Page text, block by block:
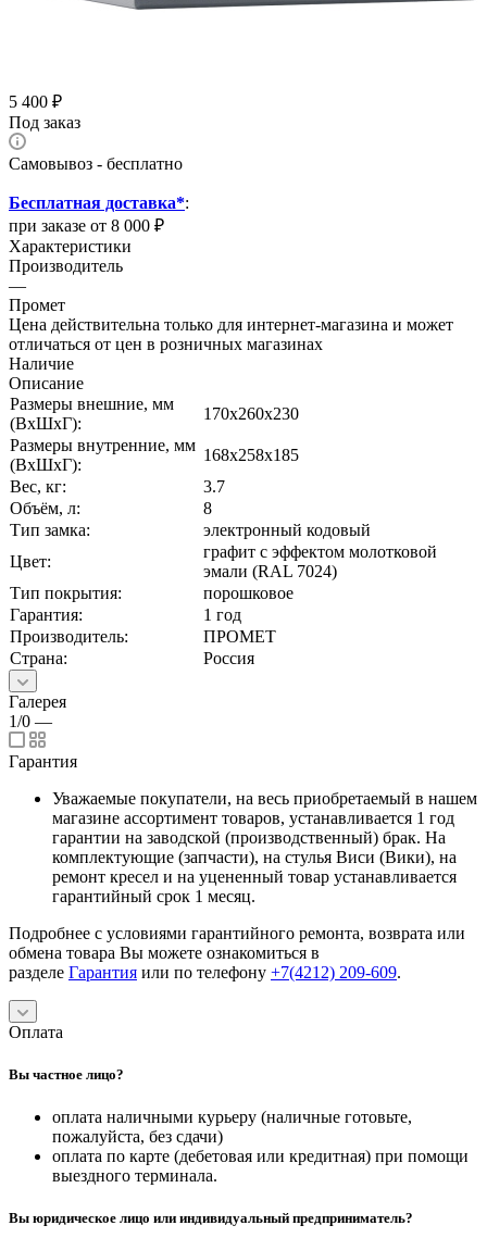
5 400 ₽
Под заказ
Самовывоз - бесплатно
Бесплатная доставка*:
при заказе от 8 000 ₽
Характеристики
Производитель
—
Промет
Цена действительна только для интернет-магазина и может
отличаться от цен в розничных магазинах
Наличие
Описание
Размеры внешние, мм
(ВхШхГ):
170x260x230
Размеры внутренние, мм
(ВхШхГ):
168x258x185
Вес, кг:
3.7
Объём, л:
8
Тип замка:
электронный кодовый
Цвет:
графит с эффектом молотковой
эмали (RAL 7024)
Тип покрытия:
порошковое
Гарантия:
1 год
Производитель:
ПРОМЕТ
Страна:
Россия
Галерея
1/0 —
Гарантия
Уважаемые покупатели, на весь приобретаемый в нашем
магазине ассортимент товаров, устанавливается 1 год
гарантии на заводской (производственный) брак. На
комплектующие (запчасти), на стулья Виси (Вики), на
ремонт кресел и на уцененный товар устанавливается
гарантийный срок 1 месяц.
Подробнее с условиями гарантийного ремонта, возврата или
обмена товара Вы можете ознакомиться в
разделе Гарантия или по телефону +7(4212) 209-609.
Оплата
Вы частное лицо?
оплата наличными курьеру (наличные готовьте,
пожалуйста, без сдачи)
оплата по карте (дебетовая или кредитная) при помощи
выездного терминала.
Вы юридическое лицо или индивидуальный предприниматель?